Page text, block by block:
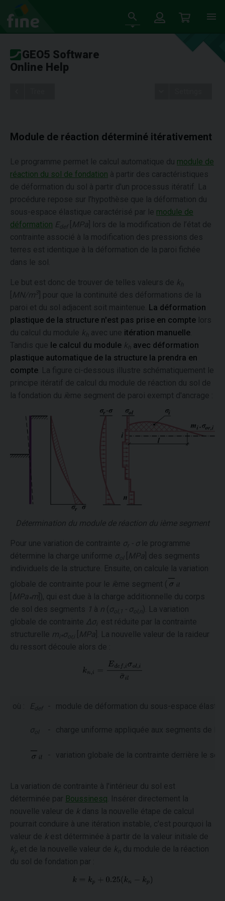
GEO5 Software
Online Help
Module de réaction déterminé itérativement
Le programme permet le calcul automatique du module de
réaction du sol de fondation à partir des caractéristiques
de déformation du sol à partir d'un processus itératif. La
procédure repose sur l’hypothèse que la déformation du
sous-espace élastique caractérisé par le module de
déformation E def MPa ] lors de la modification de l’état de
contrainte associé à la modification des pressions des
terres est identique à la déformation de la paroi fichée
dans le sol.
Le but est donc de trouver de telles valeurs de kh
MN/m3
] pour que la continuité des déformations de la
paroi et du sol adjacent soit maintenue. La déformation
plastique de la structure n'est pas prise en compte lors
du calcul du module kh avec une itération manuelle
Tandis que le calcul du module kh avec déformation
plastique automatique de la structure la prendra en
compte . La figure ci-dessous illustre schématiquement le
principe itératif de calcul du module de réaction du sol de
la fondation du ième segment de paroi exempt d'ancrage :
Détermination du module de réaction du ième segment
Pour une variation de contrainte σr - σ le programme
détermine la charge uniforme σ ol[ MPa ] des segments
individuels de la structure. Ensuite, on calcule la variation
globale de contrainte pour le ième segment (
MPa m ]), qui est due à la charge additionnelle du corps
de sol des segments 1 à n ( σ ol,1 - σ ol,n). La variation
globale de contrainte Δσi est réduite par la contrainte
structurelle mi* σ or,i MPa ]. La nouvelle valeur de la raideur
du ressort découle alors de :
où : E def - module de déformation du sous-espace
σ - charge uniforme appliquée aux segments de la
- variation globale de la contrainte derrière le
La variation de contrainte à l'intérieur du sol est
déterminée par Boussinesq . Insérer directement la
nouvelle valeur de k dans la nouvelle étape de calcul
pourrait conduire à une itération instable, c'est pourquoi la
valeur de k est déterminée à partir de la valeur initiale de
kp et de la nouvelle valeur de kn du module de la réaction
du sol de fondation par :